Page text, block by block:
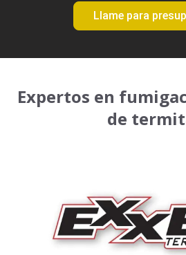
Llame para
Expertos en
de